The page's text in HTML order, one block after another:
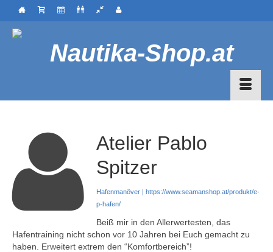
Atelier Pablo
Spitzer
Hafenmanöver | https://www.seamanshop.at/produkt/e-
p-hafen/
Beiß mir in den Allerwertesten, das
Hafentraining nicht schon vor 10 Jahren bei Euch gemacht zu
haben. Erweitert extrem den “Komfortbereich”!